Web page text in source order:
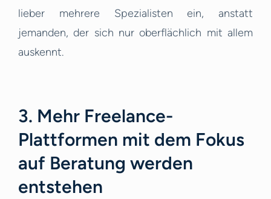
lieber mehrere Spezialisten ein, anstatt
jemanden, der sich nur oberflächlich mit allem
auskennt.
3. Mehr Freelance-
Plattformen mit dem Fokus
auf Beratung werden
entstehen